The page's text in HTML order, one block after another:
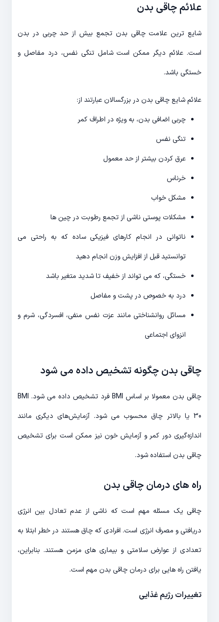
علائم چاقی بدن
شایع ترین علامت چاقی بدن تجمع بیش از حد چربی در بدن
است. علائم دیگر ممکن است شامل تنگی نفس، درد مفاصل و
خستگی باشد.
علائم شایع چاقی بدن در بزرگسالان عبارتند از:
چربی اضافی بدن، به ویژه در اطراف کمر
تنگی نفس
عرق کردن بیشتر از حد معمول
خرناس
مشکل خواب
مشکلات پوستی ناشی از تجمع رطوبت در چین ها
ناتوانی در انجام کارهای فیزیکی ساده که به راحتی می
توانستید قبل از افزایش وزن انجام دهید
خستگی، که می تواند از خفیف تا شدید متغیر باشد
درد به خصوص در پشت و مفاصل
مسائل روانشناختی مانند عزت نفس منفی، افسردگی، شرم و
انزوای اجتماعی
چاقی بدن چگونه تشخیص داده می شود
چاقی بدن معمولا بر اساس BMI فرد تشخیص داده می شود. BMI
30 یا بالاتر چاق محسوب می شود. آزمایش‌های دیگری مانند
اندازه‌گیری دور کمر و آزمایش خون نیز ممکن است برای تشخیص
چاقی بدن استفاده شود.
راه های درمان چاقی بدن
چاقی یک مسئله مهم است که ناشی از عدم تعادل بین انرژی
دریافتی و مصرف انرژی است. افرادی که چاق هستند در خطر ابتلا به
تعدادی از عوارض سلامتی و بیماری های مزمن هستند. بنابراین،
یافتن راه هایی برای درمان چاقی بدن مهم است.
تغییرات رژیم غذایی